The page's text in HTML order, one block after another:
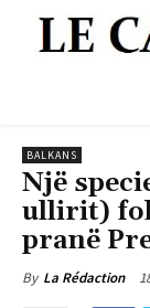
BALKANS
Një
ullirit)
pranë
By La Rédaction